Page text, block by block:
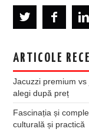
ARTICOLE
Jacuzzi premium
alegi după preț
Fascinația și
culturală și practică